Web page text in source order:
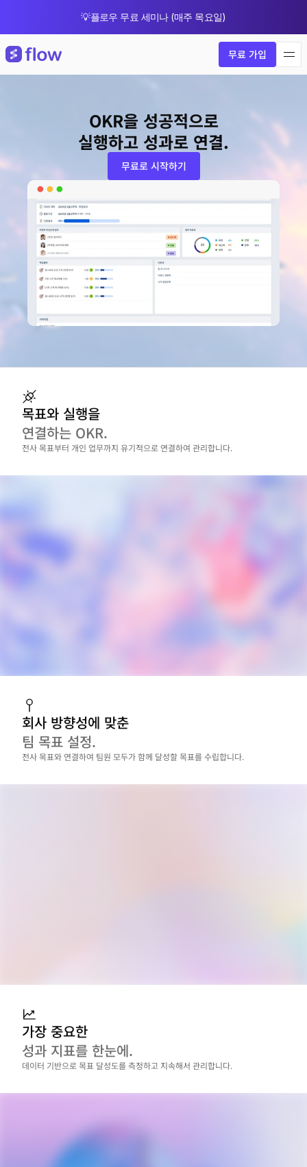
💡플로우 무료 세미나 (매주 목요일)
무료 가입
OKR을 성공적으로
실행하고 성과로 연결.
무료로 시작하기
목표와 실행을
연결하는 OKR.
전사 목표부터 개인 업무까지 유기적으로 연결하여 관리합니다.
회사 방향성에 맞춘
팀 목표 설정.
전사 목표와 연결하여 팀원 모두가 함께 달성할 목표를 수립합니다.
가장 중요한
성과 지표를 한눈에.
데이터 기반으로 목표 달성도를 측정하고 지속해서 관리합니다.